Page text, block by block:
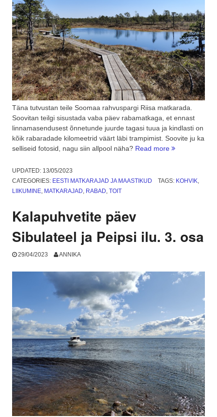
Täna tutvustan teile Soomaa rahvuspargi Riisa matkarada.
Soovitan teilgi sisustada vaba päev rabamatkaga, et ennast
linnamasendusest õnnetunde juurde tagasi tuua ja kindlasti on
kõik rabaradade kilomeetrid väärt läbi trampimist. Soovite ju ka
selliseid fotosid, nagu siin allpool näha? Read more “Soomaa
õpperada”
UPDATED: 13/05/2023
CATEGORIES: EESTI MATKARAJAD JA MAASTIKUD TAGS: KOHVIK
LIIKUMINE MATKARAJAD RABAD TOIT
Kalapuhvetite päev
Sibulateel ja Peipsi ilu. 3. osa
29/04/2023 ANNIKA